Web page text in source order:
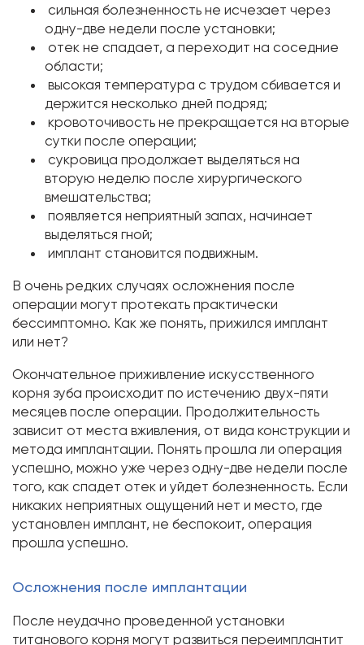
сильная болезненность не исчезает через
одну-две недели после установки;
отек не спадает, а переходит на соседние
области;
высокая температура с трудом сбивается и
держится несколько дней подряд;
кровоточивость не прекращается на вторые
сутки после операции;
сукровица продолжает выделяться на
вторую неделю после хирургического
вмешательства;
появляется неприятный запах, начинает
выделяться гной;
имплант становится подвижным.
В очень редких случаях осложнения после
операции могут протекать практически
бессимптомно. Как же понять, прижился имплант
или нет?
Окончательное приживление искусственного
корня зуба происходит по истечению двух-пяти
месяцев после операции. Продолжительность
зависит от места вживления, от вида конструкции и
метода имплантации. Понять прошла ли операция
успешно, можно уже через одну-две недели после
того, как спадет отек и уйдет болезненность. Если
никаких неприятных ощущений нет и место, где
установлен имплант, не беспокоит, операция
прошла успешно.
Осложнения после имплантации
После неудачно проведенной установки
титанового корня могут развиться переимплантит